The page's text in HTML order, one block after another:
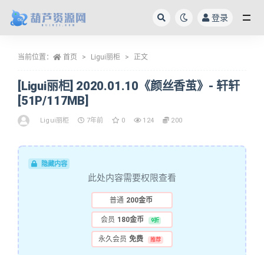
登录
当前位置： 首页 Ligui丽柜 正文
[Ligui丽柜] 2020.01.10《颜丝香茧》- 轩轩
[51P/117MB]
Ligui丽柜 7年前 0 124 200
隐藏内容
此处内容需要权限查看
普通 200金币
会员 180金币 9折
永久会员 免费 推荐